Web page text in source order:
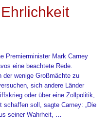
Premierminister Mark Carney
eine beachtete Rede.
wenige Großmächte zu
sich andere Länder
oder über eine Zollpolitik,
schaffen soll, sagte Carney: „Die
seiner Wahrheit, …